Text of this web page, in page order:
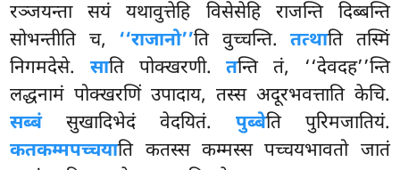
रञ्जयन्ता सयं यथावुत्तेहि विसेसेहि राजन्ति दिब्बन्ति
सोभन्तीति च, ‘‘राजानो’’ति वुच्चन्ति.तत्थाति तस्मिं
निगमदेसे. साति पोक्खरणी.तन्ति तं, ‘‘देवदह’’न्ति
लद्धनामं पोक्खरणिं उपादाय, तस्स अदूरभवत्ताति केचि.
सब्बंसुखादिभेदं वेदयितं. पुब्बेति पुरिमजातियं.
कतकम्मपच्चयाति कतस्स कम्मस्स पच्चयभावतो जातं